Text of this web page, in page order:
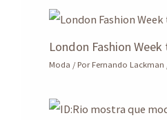
London Fashion
Moda / PorFernando Lackman